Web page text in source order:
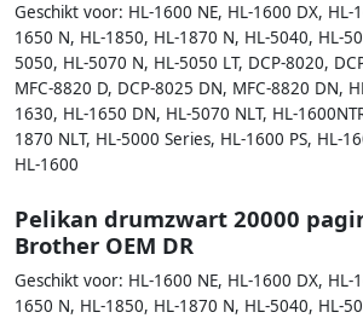
Geschikt voor: HL-1600 NE, HL-1600 DX, HL-
1650 N, HL-1850, HL-1870 N, HL-5040, HL-
5050, HL-5070 N, HL-5050 LT, DCP-8020,
MFC-8820 D, DCP-8025 DN, MFC-8820 DN,
1630, HL-1650 DN, HL-5070 NLT, HL-
1870 NLT, HL-5000 Series, HL-1600 PS, HL-
HL-1600
Pelikan drumzwart 20000
Brother OEM DR
Geschikt voor: HL-1600 NE, HL-1600 DX, HL-
1650 N, HL-1850, HL-1870 N, HL-5040, HL-